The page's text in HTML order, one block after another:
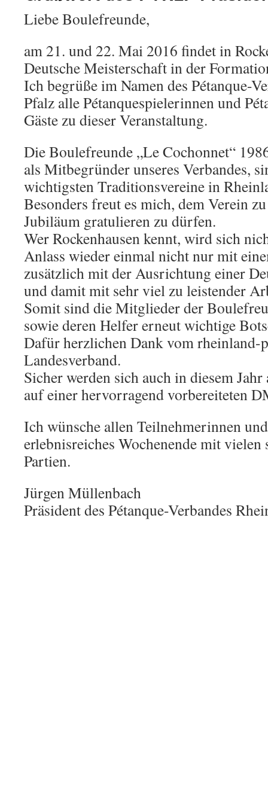
Liebe Boulefreunde,
am 21. und 22. Mai 2016 findet in
Deutsche Meisterschaft in der
Ich begrüße im Namen des Pétanque-
Pfalz alle Pétanquespielerinnen und
Gäste zu dieser Veranstaltung.
Die Boulefreunde „Le Cochonnet“
als Mitbegründer unseres Verbandes,
wichtigsten Traditionsvereine in
Besonders freut es mich, dem Verein
Jubiläum gratulieren zu dürfen.
Wer Rockenhausen kennt, wird sich
Anlass wieder einmal nicht nur mit
zusätzlich mit der Ausrichtung einer
und damit mit sehr viel zu leistender
Somit sind die Mitglieder der
sowie deren Helfer erneut wichtige
Dafür herzlichen Dank vom rheinland-
Landesverband.
Sicher werden sich auch in diesem
auf einer hervorragend vorbereiteten
Ich wünsche allen Teilnehmerinnen
erlebnisreiches Wochenende mit vielen
Partien.
Jürgen Müllenbach
Präsident des Pétanque-Verbandes